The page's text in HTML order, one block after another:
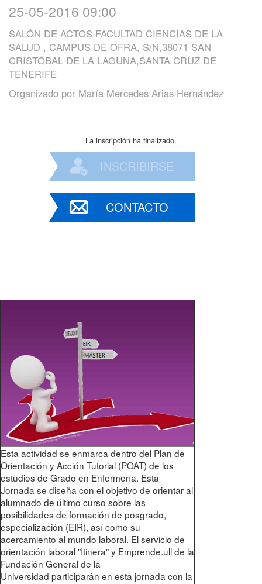
25-05-2016 09:00
SALÓN DE ACTOS FACULTAD CIENCIAS DE LA
SALUD , CAMPUS DE OFRA, S/N,38071 SAN
CRISTÓBAL DE LA LAGUNA,SANTA CRUZ DE
TENERIFE
Organizado por María Mercedes Arias Hernández
La inscripción ha finalizado.
INSCRIBIRSE
CONTACTO
Esta actividad se enmarca dentro del Plan de
Orientación y Acción Tutorial (POAT) de los
estudios de Grado en Enfermería. Esta
Jornada se diseña con el objetivo de orientar al
alumnado de último curso sobre las
posibilidades de formación de posgrado,
especialización (EIR), así como su
acercamiento al mundo laboral. El servicio de
orientación laboral "Itinera" y Emprende.ull de la
Fundación General de la
Universidad participarán en esta jornada con la